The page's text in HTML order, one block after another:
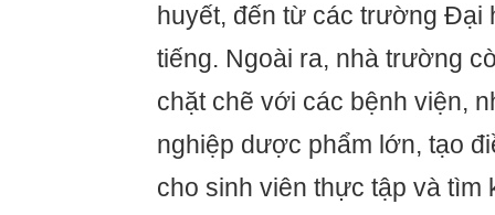
huyết, đến từ các trường Đại
tiếng. Ngoài ra, nhà trường
chặt chẽ với các bệnh viện,
nghiệp dược phẩm lớn, tạo
cho sinh viên thực tập và tìm